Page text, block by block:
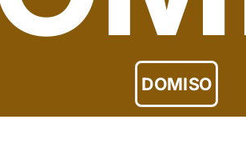
DOMISO